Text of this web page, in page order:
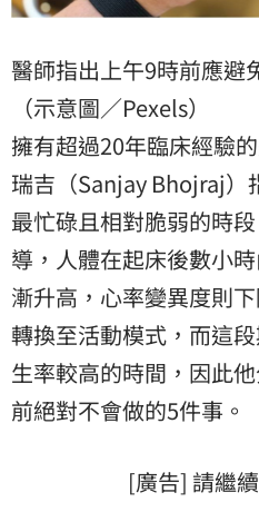
醫師指出上午9時前應避
（示意圖／Pexels）
擁有超過20年臨床經驗
瑞吉（Sanjay Bhojraj）
最忙碌且相對脆弱的時
導，人體在起床後數小
漸升高，心率變異度則
轉換至活動模式，而這
生率較高的時間，因此
前絕對不會做的5件事。
[廣告] 請繼